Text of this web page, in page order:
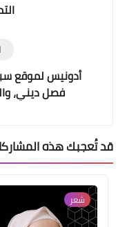
أدونيس لموقع
فصل ديني،
قد تُعجبك هذه
شعر